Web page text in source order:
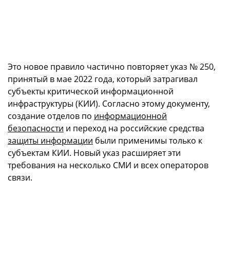
Это новое правило частично повторяет указ № 250,
принятый в мае 2022 года, который затрагивал
субъекты критической информационной
инфраструктуры (КИИ). Согласно этому документу,
создание отделов по информационной
безопасности и переход на российские средства
защиты информации были применимы только к
субъектам КИИ. Новый указ расширяет эти
требования на несколько СМИ и всех операторов
связи.